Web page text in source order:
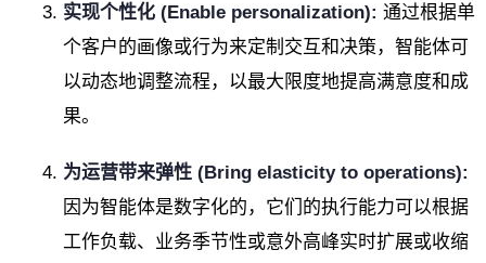
实现个性化 (Enable personalization): 通过根据单
个客户的画像或行为来定制交互和决策，智能体可
以动态地调整流程，以最大限度地提高满意度和成
果。
为运营带来弹性 (Bring elasticity to operations):
因为智能体是数字化的，它们的执行能力可以根据
工作负载、业务季节性或意外高峰实时扩展或收缩